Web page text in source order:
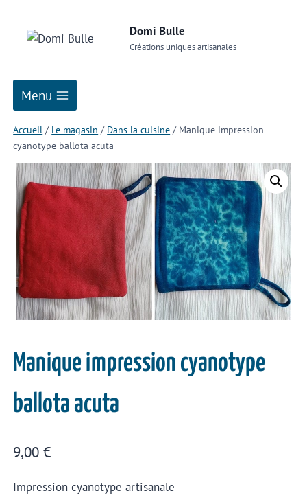
Domi Bulle
Créations uniques artisanales
Menu
Accueil / Le magasin / Dans la cuisine / Manique impression
cyanotype ballota acuta
Manique impression cyanotype
ballota acuta
9,00€
Impression cyanotype artisanale